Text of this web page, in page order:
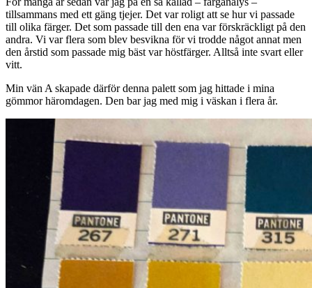
tillsammans med ett gäng tjejer. Det var roligt att se hur vi passade
till olika färger. Det som passade till den ena var förskräckligt på den
andra. Vi var flera som blev besvikna för vi trodde något annat men
den årstid som passade mig bäst var höstfärger. Alltså inte svart eller
vitt.
Min vän A skapade därför denna palett som jag hittade i mina
gömmor häromdagen. Den bar jag med mig i väskan i flera år.